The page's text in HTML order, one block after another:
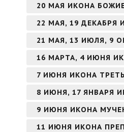
20 МАЯ ИКОНА
22 МАЯ, 19
21 МАЯ, 13 ИЮЛЯ, 9
16 МАРТА, 4 ИЮНЯ
7 ИЮНЯ ИКОНА
8 ИЮНЯ, 17 ЯНВАРЯ
9 ИЮНЯ ИКОНА
11 ИЮНЯ ИКОНА